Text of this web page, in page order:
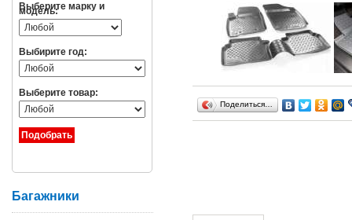
Поделиться…
Выберите марку и
модель:
Выбирите год:
Выберите товар:
Багажники